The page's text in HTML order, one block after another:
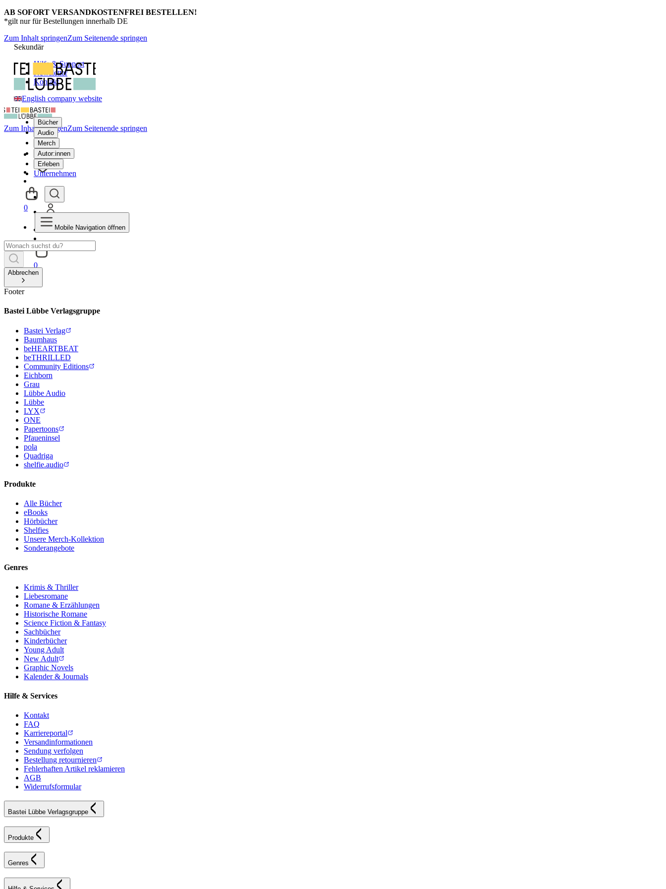
AB SOFORT VERSANDKOSTENFREI BESTELLEN!
*gilt nur für Bestellungen innerhalb DE
Zum Inhalt springenZum Seitenende springen
Sekundär
Hilfe & Support
Newsletter
Kontakt
English company website
Bücher
Audio
Merch
Autor:innen
Erleben
Unternehmen
0
Zum Inhalt springenZum Seitenende springen
0
Mobile Navigation öffnen
Abbrechen
Footer
Bastei Lübbe Verlagsgruppe
Bastei Verlag
Baumhaus
beHEARTBEAT
beTHRILLED
Community Editions
Eichborn
Grau
Lübbe Audio
Lübbe
LYX
ONE
Papertoons
Pfaueninsel
pola
Quadriga
shelfie.audio
Produkte
Alle Bücher
eBooks
Hörbücher
Shelfies
Unsere Merch-Kollektion
Sonderangebote
Genres
Krimis & Thriller
Liebesromane
Romane & Erzählungen
Historische Romane
Science Fiction & Fantasy
Sachbücher
Kinderbücher
Young Adult
New Adult
Graphic Novels
Kalender & Journals
Hilfe & Services
Kontakt
FAQ
Karriereportal
Versandinformationen
Sendung verfolgen
Bestellung retournieren
Fehlerhaften Artikel reklamieren
AGB
Widerrufsformular
Bastei Lübbe Verlagsgruppe
Produkte
Genres